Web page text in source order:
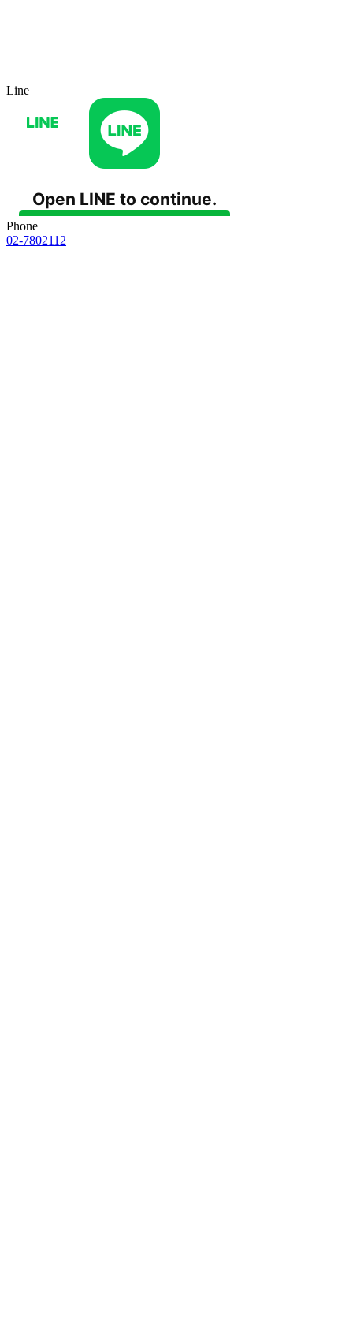
Line
Phone
02-7802112